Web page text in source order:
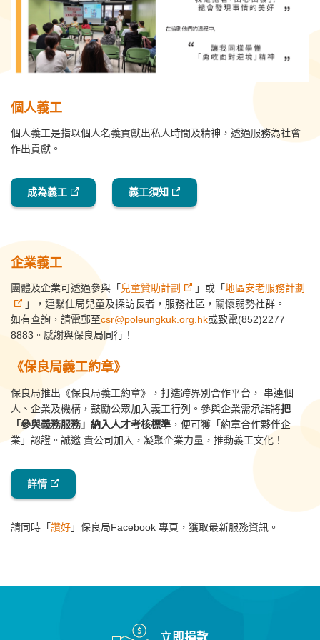
個人義工
個人義工是指以個人名義貢獻出私人時間及精神，透過服務為社會
作出貢獻。
成為義工 義工須知
企業義工
團體及企業可透過參與「 兒童贊助計劃 」或「地區安老服務計劃
」，連繫住局兒童及探訪長者，服務社區，關懷弱勢社群。
如有查詢，請電郵至csr@poleungkuk.org.hk或致電(852)2277
8883。感謝與保良局同行！
《保良局義工約章》
保良局推出 《保良局義工約章》
，打造跨界別合作平台， 串連個
人、企業及機構，鼓勵公眾加入義工行列。參與企業需承諾將把
「參與義務服務」納入人才考核標準 ，便可獲「約章合作夥伴企
業」認證。誠邀 貴公司加入，凝聚企業力量，推動義工文化！
詳情
請同時「讚好」保良局Facebook 專頁，獲取最新服務資訊。
立即捐款